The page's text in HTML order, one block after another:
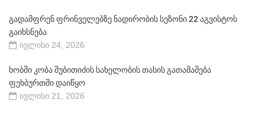
გადამფრენ ფრინველებზე ნადირობის სეზონი 22 აგვისტოს
გაიხსნება
ივლისი 24, 2026
ხობში კობა შუბითიძის სახელობის თასის გათამაშება
ფეხბურთში დაიწყო
ივლისი 21, 2026